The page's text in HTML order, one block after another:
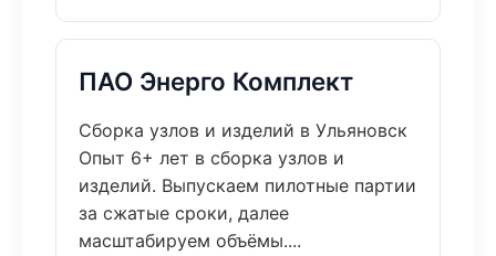
ПАО Энерго Комплект
Сборка узлов и изделий в Ульяновск
Опыт 6+ лет в сборка узлов и
изделий. Выпускаем пилотные партии
за сжатые сроки, далее
масштабируем объёмы....